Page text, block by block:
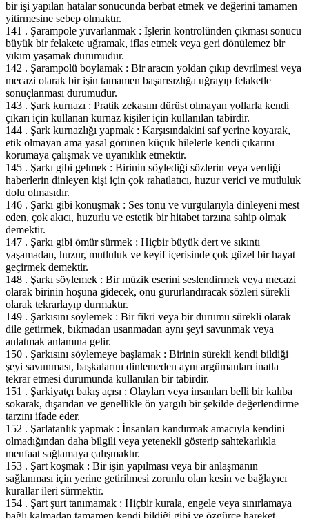
bir işi yapılan hatalar sonucunda berbat etmek ve değerini tamamen
yitirmesine sebep olmaktır.
141 . Şarampole yuvarlanmak : İşlerin kontrolünden çıkması sonucu
büyük bir felakete uğramak, iflas etmek veya geri dönülemez bir
yıkım yaşamak durumudur.
142 . Şarampolü boylamak : Bir aracın yoldan çıkıp devrilmesi veya
mecazi olarak bir işin tamamen başarısızlığa uğrayıp felaketle
sonuçlanması durumudur.
143 . Şark kurnazı : Pratik zekasını dürüst olmayan yollarla kendi
çıkarı için kullanan kurnaz kişiler için kullanılan tabirdir.
144 . Şark kurnazlığı yapmak : Karşısındakini saf yerine koyarak,
etik olmayan ama yasal görünen küçük hilelerle kendi çıkarını
korumaya çalışmak ve uyanıklık etmektir.
145 . Şarkı gibi gelmek : Birinin söylediği sözlerin veya verdiği
haberlerin dinleyen kişi için çok rahatlatıcı, huzur verici ve mutluluk
dolu olmasıdır.
146 . Şarkı gibi konuşmak : Ses tonu ve vurgularıyla dinleyeni mest
eden, çok akıcı, huzurlu ve estetik bir hitabet tarzına sahip olmak
demektir.
147 . Şarkı gibi ömür sürmek : Hiçbir büyük dert ve sıkıntı
yaşamadan, huzur, mutluluk ve keyif içerisinde çok güzel bir hayat
geçirmek demektir.
148 . Şarkı söylemek : Bir müzik eserini seslendirmek veya mecazi
olarak birinin hoşuna gidecek, onu gururlandıracak sözleri sürekli
olarak tekrarlayıp durmaktır.
149 . Şarkısını söylemek : Bir fikri veya bir durumu sürekli olarak
dile getirmek, bıkmadan usanmadan aynı şeyi savunmak veya
anlatmak anlamına gelir.
150 . Şarkısını söylemeye başlamak : Birinin sürekli kendi bildiği
şeyi savunması, başkalarını dinlemeden aynı argümanları inatla
tekrar etmesi durumunda kullanılan bir tabirdir.
151 . Şarkiyatçı bakış açısı : Olayları veya insanları belli bir kalıba
sokarak, dışarıdan ve genellikle ön yargılı bir şekilde değerlendirme
tarzını ifade eder.
152 . Şarlatanlık yapmak : İnsanları kandırmak amacıyla kendini
olmadığından daha bilgili veya yetenekli gösterip sahtekarlıkla
menfaat sağlamaya çalışmaktır.
153 . Şart koşmak : Bir işin yapılması veya bir anlaşmanın
sağlanması için yerine getirilmesi zorunlu olan kesin ve bağlayıcı
kurallar ileri sürmektir.
154 . Şart şurt tanımamak : Hiçbir kurala, engele veya sınırlamaya
bağlı kalmadan tamamen kendi bildiği gibi ve özgürce hareket